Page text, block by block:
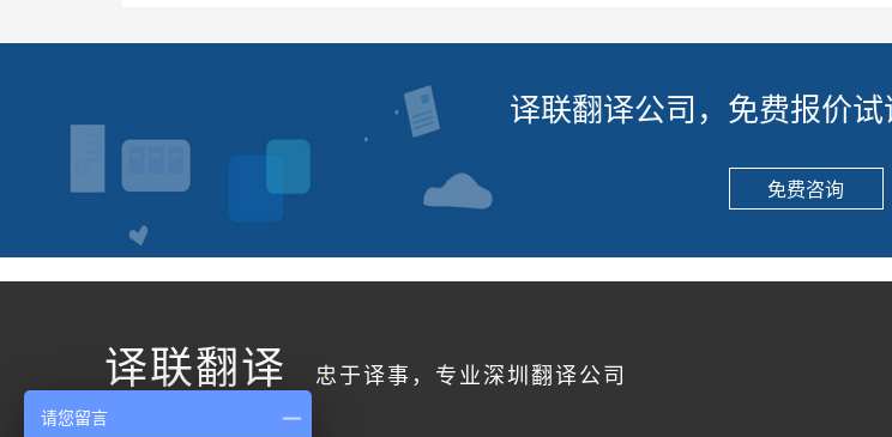
译联翻译公司，免费报价
免费咨询
译联翻译 忠于译事，专业深圳翻译公司
请您留言